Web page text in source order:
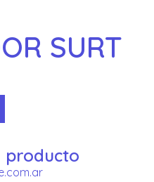
SURT
producto